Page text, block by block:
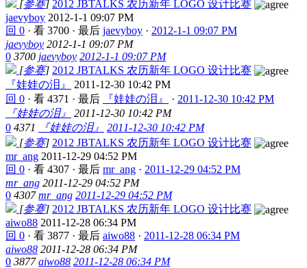
[参赛] 2012 JBTALKS 农历新年 LOGO 设计比赛
jaevyboy 2012-1-1 09:07 PM
回 0 · 看 3700 · 最后 jaevyboy · 2012-1-1 09:07 PM
jaevyboy 2012-1-1 09:07 PM
0 3700 jaevyboy 2012-1-1 09:07 PM
[参赛] 2012 JBTALKS 农历新年 LOGO 设计比赛
『娃娃の泪』
2011-12-30 10:42 PM
回 0 · 看 4371 · 最后 『娃娃の泪』 · 2011-12-30 10:42 PM
『娃娃の泪』
2011-12-30 10:42 PM
0 4371 『娃娃の泪』
2011-12-30 10:42 PM
[参赛] 2012 JBTALKS 农历新年 LOGO 设计比赛
mr_ang 2011-12-29 04:52 PM
回 0 · 看 4307 · 最后 mr_ang · 2011-12-29 04:52 PM
mr_ang 2011-12-29 04:52 PM
0 4307 mr_ang 2011-12-29 04:52 PM
[参赛] 2012 JBTALKS 农历新年 LOGO 设计比赛
aiwo88 2011-12-28 06:34 PM
回 0 · 看 3877 · 最后 aiwo88 · 2011-12-28 06:34 PM
aiwo88 2011-12-28 06:34 PM
0 3877 aiwo88 2011-12-28 06:34 PM